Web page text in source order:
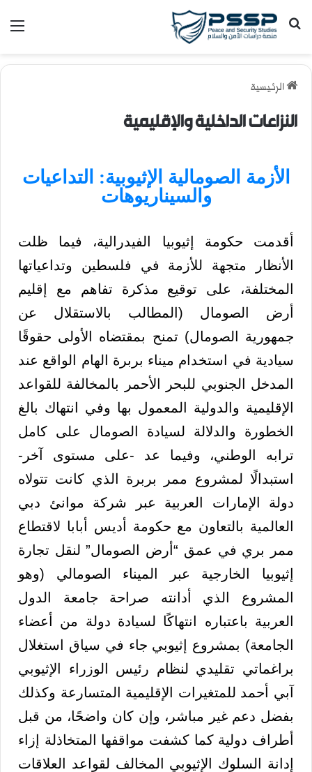
الرئيسية
النزاعات الداخلية والإقليمية
الأزمة الصومالية الإثيوبية: التداعيات
والسيناريوهات
أقدمت حكومة إثيوبيا الفيدرالية، فيما ظلت
الأنظار متجهة للأزمة في فلسطين وتداعياتها
المختلفة، على توقيع مذكرة تفاهم مع إقليم
أرض الصومال (المطالب بالاستقلال عن
جمهورية الصومال) تمنح بمقتضاه الأولى حقوقًا
سيادية في استخدام ميناء بربرة الهام الواقع عند
المدخل الجنوبي للبحر الأحمر بالمخالفة للقواعد
الإقليمية والدولية المعمول بها وفي انتهاك بالغ
الخطورة والدلالة لسيادة الصومال على كامل
ترابه الوطني، وفيما عد -على مستوى آخر-
استبدالًا لمشروع ممر بربرة الذي كانت تتولاه
دولة الإمارات العربية عبر شركة موانئ دبي
العالمية بالتعاون مع حكومة أديس أبابا لاقتطاع
ممر بري في عمق “أرض الصومال” لنقل تجارة
إثيوبيا الخارجية عبر الميناء الصومالي (وهو
المشروع الذي أدانته صراحة جامعة الدول
العربية باعتباره انتهاكًا لسيادة دولة من أعضاء
الجامعة) بمشروع إثيوبي جاء في سياق استغلال
براغماتي تقليدي لنظام رئيس الوزراء الإثيوبي
آبي أحمد للمتغيرات الإقليمية المتسارعة وكذلك
بفضل دعم غير مباشر، وإن كان واضحًا، من قبل
أطراف دولية كما كشفت مواقفها المتخاذلة إزاء
إدانة السلوك الإثيوبي المخالف لقواعد العلاقات